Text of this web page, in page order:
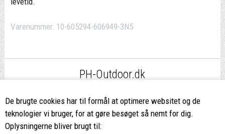
De brugte cookies har til formål at optimere websitet og de
teknologier vi bruger, for at gøre besøget så nemt for dig.
Oplysningerne bliver brugt til:
Varenummer: 10-605294-606949-3N5
PH-Outdoor.dk
ved køb over 499,-*
8662 2113